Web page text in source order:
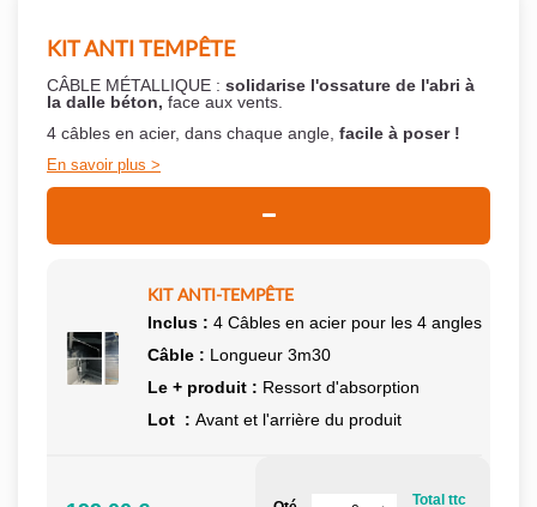
KIT ANTI TEMPÊTE
CÂBLE MÉTALLIQUE : solidarise l'ossature de l'abri à
la dalle béton, face aux vents.
4 câbles en acier, dans chaque angle, facile à poser !
En savoir plus
KIT ANTI-TEMPÊTE
Inclus : 4 Câbles en acier pour les 4 angles
Câble : Longueur 3m30
Le + produit : Ressort d'absorption
Lot : Avant et l'arrière du produit
Total ttc